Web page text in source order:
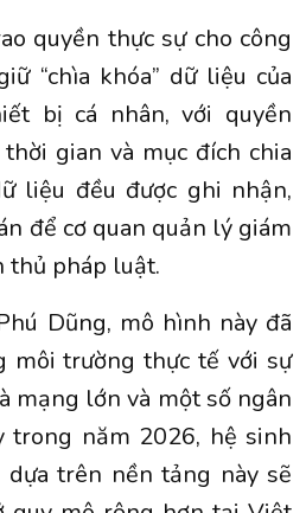
quyền thực sự cho công
“chìa khóa” dữ liệu của
bị cá nhân, với quyền
gian và mục đích chia
liệu đều được ghi nhận,
để cơ quan quản lý giám
thủ pháp luật.
Dũng, mô hình này đã
môi trường thực tế với sự
mạng lớn và một số ngân
trong năm 2026, hệ sinh
trên nền tảng này sẽ